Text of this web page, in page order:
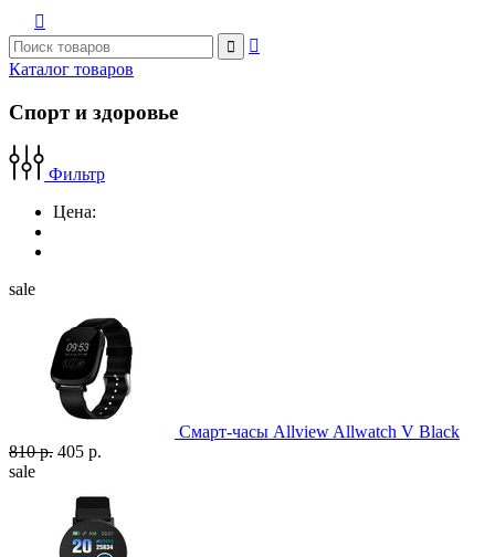



Каталог товаров
Спорт и здоровье
Фильтр
Цена:
sale
Смарт-часы Allview Allwatch V Black
810 р. 405 р.
sale